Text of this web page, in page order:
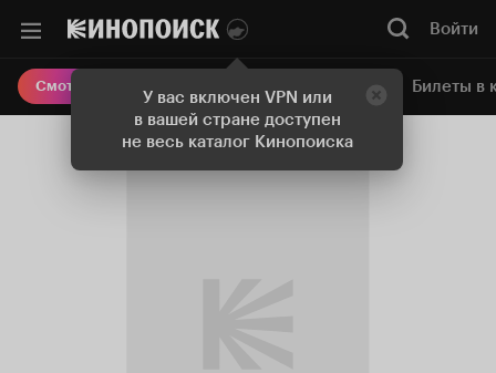
У вас включен VPN или
в вашей стране доступен
не весь каталог Кинопоиска
Войти
Смотреть кино Онлайн-кинотеатр Билеты в